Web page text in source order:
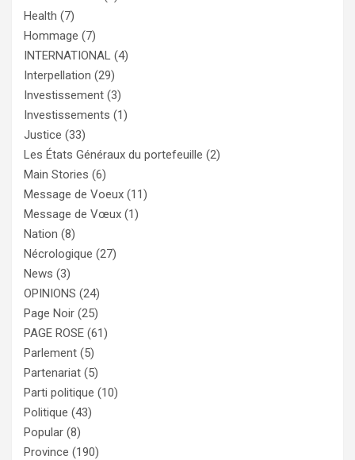
Health (7)
Hommage (7)
INTERNATIONAL (4)
Interpellation (29)
Investissement (3)
Investissements (1)
Justice (33)
Les États Généraux du portefeuille (2)
Main Stories (6)
Message de Voeux (11)
Message de Vœux (1)
Nation (8)
Nécrologique (27)
News (3)
OPINIONS (24)
Page Noir (25)
PAGE ROSE (61)
Parlement (5)
Partenariat (5)
Parti politique (10)
Politique (43)
Popular (8)
Province (190)